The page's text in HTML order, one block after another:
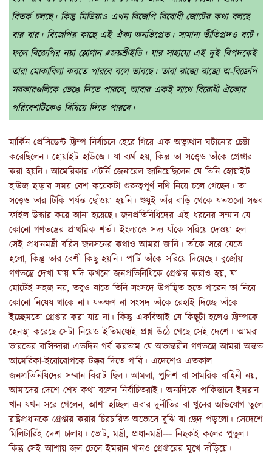
বিতর্ক চলছে। কিন্তু মিডিয়াও এখন বিজেপি বিরোধী জোটের কথা বলছে
বার বার। বিজেপির কাছে এই ঐক্য অনভিপ্রেত। সামান্য ভীতিপ্রদও বটে।
ফলে বিজেপির নয়া স্লোগান #জয়শ্রীইডি। যার সাহায্যে এই দুই বিপদকেই
তারা মোকাবিলা করতে পারবে বলে ভাবছে। তারা রাজ্যে রাজ্যে অ-বিজেপি
সরকারগুলিকে ভেঙে দিতে পারবে, আবার একই সাথে বিরোধী ঐক্যের
পরিবেশটিকেও বিষিয়ে দিতে পারবে।
মার্কিন প্রেসিডেন্ট ট্রাম্প নির্বাচনে হেরে গিয়ে এক অভ্যুত্থান ঘটানোর চেষ্টা
করেছিলেন। হোয়াইট হাউজে। যা ব্যর্থ হয়, কিন্তু তা সত্ত্বেও তাঁকে গ্রেপ্তার
করা হয়নি। আমেরিকার এটর্নি জেনারেল জানিয়েছিলেন যে তিনি হোয়াইট
হাউজ ছাড়ার সময় বেশ কয়েকটা গুরুত্বপূর্ণ নথি নিয়ে চলে গেছেন। তা
সত্ত্বেও তার টিকি পর্যন্ত ছোঁওয়া হয়নি। শুধুই তাঁর বাড়ি থেকে যতগুলো সম্ভব
ফাইল উদ্ধার করে আনা হয়েছে। জনপ্রতিনিধিদের এই ধরনের সম্মান যে
কোনো গণতন্ত্রের প্রাথমিক শর্ত। ইংল্যান্ডে সদ্য যাঁকে সরিয়ে দেওয়া হল
সেই প্রধানমন্ত্রী বরিস জনসনের কথাও আমরা জানি। তাঁকে সরে যেতে
হলো, কিন্তু তার বেশী কিছু হয়নি। পার্টি তাঁকে সরিয়ে দিয়েছে। বুর্জোয়া
গণতন্ত্রে দেখা যায় যদি কখনো জনপ্রতিনিধিকে গ্রেপ্তার করাও হয়, যা
মোটেই সহজ নয়, তবুও যাতে তিনি সংসদে উপস্থিত হতে পারেন তা নিয়ে
কোনো নিষেধ থাকে না। যতক্ষণ না সংসদ তাঁকে রেহাই দিচ্ছে তাঁকে
ইচ্ছেমতো গ্রেপ্তার করা যায় না। কিন্তু এফবিআই যে কিছুটা হলেও ট্রাম্পকে
হেনস্থা করেছে সেটা নিয়েও ইতিমধ্যেই প্রশ্ন উঠে গেছে সেই দেশে। আমরা
ভারতের বাসিন্দারা এতদিন গর্ব করতাম যে অভ্যন্তরীন গণতন্ত্রে আমরা অন্তত
আমেরিকা-ইয়োরোপকে টক্কর দিতে পারি। এদেশেও এতকাল
জনপ্রতিনিধিদের সম্মান বিরাট ছিল। আমলা, পুলিশ বা সামরিক বাহিনী নয়,
আমাদের দেশে শেষ কথা বলেন নির্বাচিতরাই। অন্যদিকে পাকিস্তানে ইমরান
খান যখন সরে গেলেন, আশা হচ্ছিল এবার দুর্নীতির বা খুনের অভিযোগ তুলে
রাষ্ট্রপ্রধানকে গ্রেপ্তার করার চিরচারিত অভ্যেসে বুঝি বা ছেদ পড়লো। সেদেশে
মিলিটারিই দেশ চালায়। ভোট, মন্ত্রী, প্রধানমন্ত্রী--- নিছকই কলের পুতুল।
কিন্তু সেই আশায় জল ঢেলে ইমরান খানও গ্রেপ্তারের মুখে দাঁড়িয়ে।